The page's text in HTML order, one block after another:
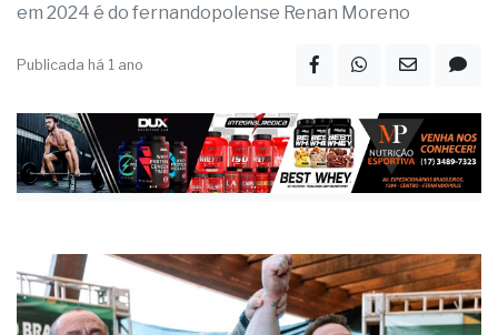
em 2024 é do fernandopolense Renan Moreno
Publicada há 1 ano